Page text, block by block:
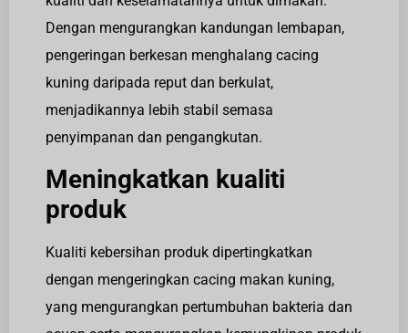
Dengan mengurangkan kandungan lembapan,
pengeringan berkesan menghalang cacing
kuning daripada reput dan berkulat,
menjadikannya lebih stabil semasa
penyimpanan dan pengangkutan.
Meningkatkan kualiti
produk
Kualiti kebersihan produk dipertingkatkan
dengan mengeringkan cacing makan kuning,
yang mengurangkan pertumbuhan bakteria dan